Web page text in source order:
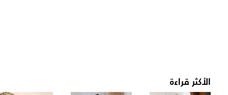
الأكثر قراءة